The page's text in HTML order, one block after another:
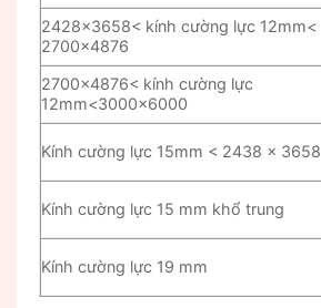
2428×3658< kính cường lực 12mm<
2700×4876
2700×4876< kính cường lực
12mm<3000×6000
Kính cường lực 15mm < 2438 x 3658
Kính cường lực 15 mm khổ trung
Kính cường lực 19 mm